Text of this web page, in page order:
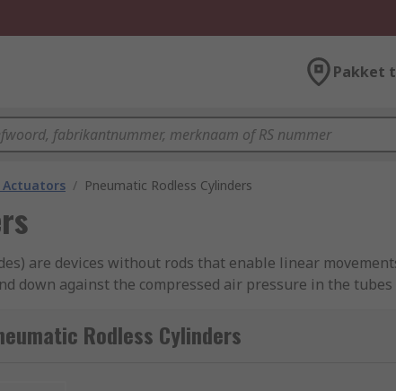
Pakket
Actuators / Pneumatic Rodless Cylinders
are devices without rods that enable linear
down against the compressed air pressure in the
Rodless Cylinders